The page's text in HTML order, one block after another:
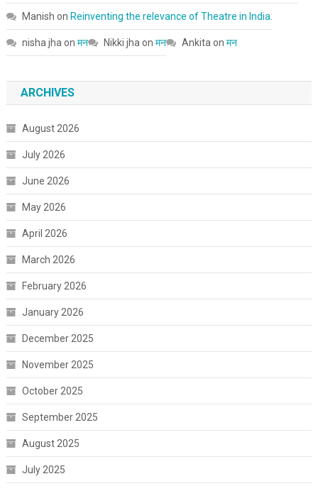
Manish on Reinventing the relevance of Theatre in India.
nisha jha on मन Nikki jha on मन Ankita on मन
ARCHIVES
August 2026
July 2026
June 2026
May 2026
April 2026
March 2026
February 2026
January 2026
December 2025
November 2025
October 2025
September 2025
August 2025
July 2025